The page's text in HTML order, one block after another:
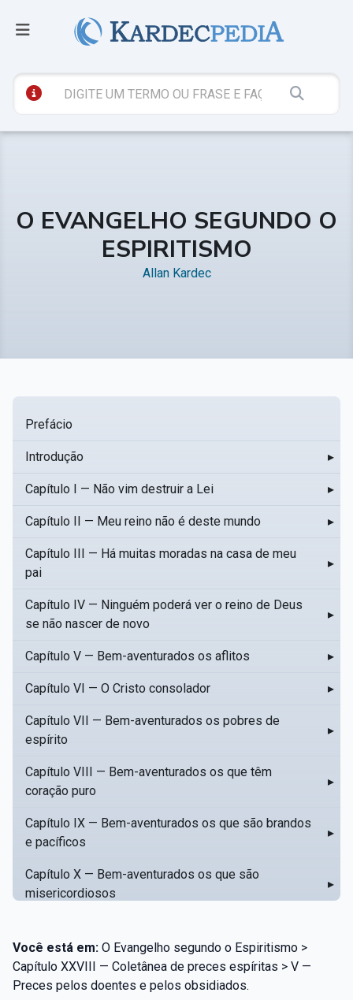
O EVANGELHO SEGUNDO O
ESPIRITISMO
Allan Kardec
Prefácio
Introdução ▸
Capítulo I — Não vim destruir a Lei ▸
Capítulo II — Meu reino não é deste mundo ▸
Capítulo III — Há muitas moradas na casa de meu
pai
▸
Capítulo IV — Ninguém poderá ver o reino de Deus
se não nascer de novo
▸
Capítulo V — Bem-aventurados os aflitos ▸
Capítulo VI — O Cristo consolador ▸
Capítulo VII — Bem-aventurados os pobres de
espírito
▸
Capítulo VIII — Bem-aventurados os que têm
coração puro
▸
Capítulo IX — Bem-aventurados os que são brandos
e pacíficos
▸
Capítulo X — Bem-aventurados os que são
misericordiosos
▸
Capítulo XII — Amai os vossos inimigos
Capítulo XIII — Não saiba a vossa mão esquerda o
Você está em: O Evangelho segundo o Espiritismo >
Capítulo XXVIII — Coletânea de preces espíritas > V —
Preces pelos doentes e pelos obsidiados.